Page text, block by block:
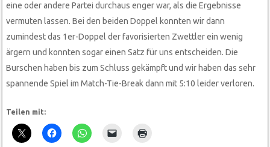
eine oder andere Partei durchaus enger war, als die Ergebnisse
vermuten lassen. Bei den beiden Doppel konnten wir dann
zumindest das 1er-Doppel der favorisierten Zwettler ein wenig
ärgern und konnten sogar einen Satz für uns entscheiden. Die
Burschen haben bis zum Schluss gekämpft und wir haben das sehr
spannende Spiel im Match-Tie-Break dann mit 5:10 leider verloren.
Teilen mit: